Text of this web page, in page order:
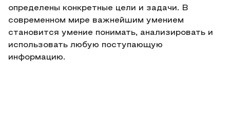
определены конкретные цели и задачи. В
современном мире важнейшим умением
становится умение понимать, анализировать и
использовать любую поступающую
информацию.